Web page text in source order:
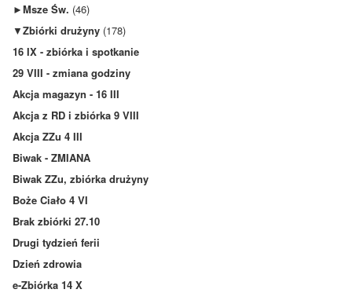
►Msze Św. (46)
▼Zbiórki drużyny (178)
16 IX - zbiórka i spotkanie
29 VIII - zmiana godziny
Akcja magazyn - 16 III
Akcja z RD i zbiórka 9 VIII
Akcja ZZu 4 III
Biwak - ZMIANA
Biwak ZZu, zbiórka drużyny
Boże Ciało 4 VI
Brak zbiórki 27.10
Drugi tydzień ferii
Dzień zdrowia
e-Zbiórka 14 X